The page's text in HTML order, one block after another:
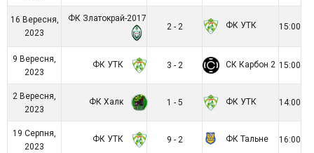
16 Вересня,
2023
ФК Златокрай-2017
2 - 2
ФК УТК 15:00
9 Вересня,
2023
ФК УТК 3 - 2 СК Карбон 2 15:00
2 Вересня,
2023
ФК Халк 1 - 5 ФК УТК 14:00
19 Серпня,
2023
ФК УТК 9 - 2 ФК Тальне 16:00